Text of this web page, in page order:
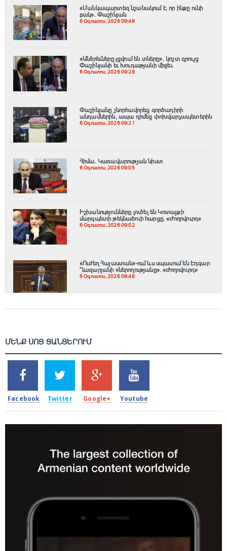
«Մանկապարտեզ նշանակում է, որ ինքը ունի
բակ». Փաշինյան
6 Օգոստոս, 2026 09:48
«Անձրեւները լցվում են տները». կոշտ զրույց
Փաշինյանի եւ Խուդաթյանի միջեւ
6 Օգոստոս, 2026 09:28
Փաշինյանը շնորհավորեց գործադիրի
անդամներին, ապա դիմեց փոխվարչապետերին
6 Օգոստոս, 2026 09:21
Հիմա. Կառավարության նիստ
6 Օգոստոս, 2026 09:05
Իշխանությունները լուծել են Կոտայքի
մարզպետի թեկնածուի հարցը. «Ժողովուրդ»
6 Օգոստոս, 2026 09:02
«Ուժեղ Հայաստան»-ում ևս սպասում են Էդգար
Ղազարյանի «ներողությանը». «Ժողովուրդ»
6 Օգոստոս, 2026 08:48
ՄԵՆՔ ՍՈՑ ՑԱՆՑԵՐՈՒՄ
2k
SHARES
Facebook
1.5k
TWEETS
Twitter
203
SHARES
Google+
620
SHARES
Youtube